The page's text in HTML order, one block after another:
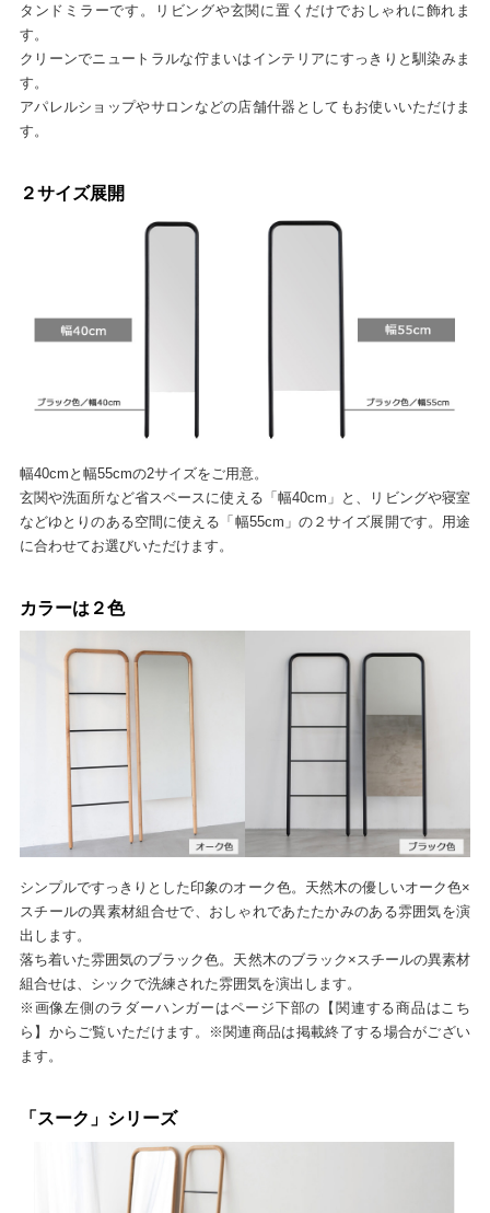
タンドミラーです。リビングや玄関に置くだけでおしゃれに飾れま
す。
クリーンでニュートラルな佇まいはインテリアにすっきりと馴染みま
す。
アパレルショップやサロンなどの店舗什器としてもお使いいただけま
す。
２サイズ展開
幅40cmと幅55cmの2サイズをご用意。
玄関や洗面所など省スペースに使える「幅40cm」と、リビングや寝室
などゆとりのある空間に使える「幅55cm」の２サイズ展開です。用途
に合わせてお選びいただけます。
カラーは２色
シンプルですっきりとした印象のオーク色。天然木の優しいオーク色×
スチールの異素材組合せで、おしゃれであたたかみのある雰囲気を演
出します。
落ち着いた雰囲気のブラック色。天然木のブラック×スチールの異素材
組合せは、シックで洗練された雰囲気を演出します。
※画像左側のラダーハンガーはページ下部の【関連する商品はこち
ら】からご覧いただけます。※関連商品は掲載終了する場合がござい
ます。
「スーク」シリーズ